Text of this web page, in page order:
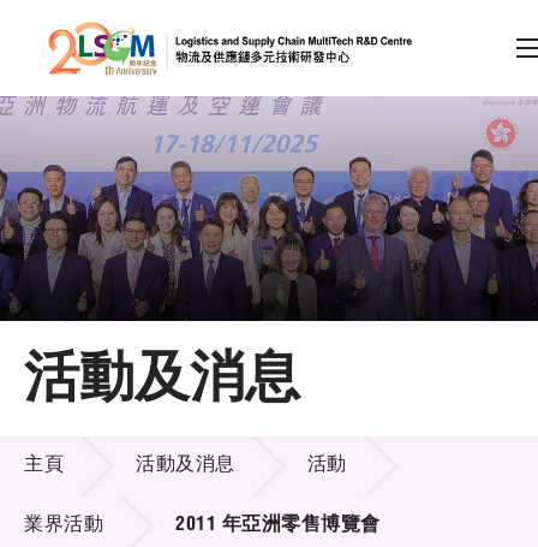
跳到內容（按回車鍵）
會員登入
A A EN 繁 简
主頁
關於LSCM
技術商品化
項目及資助計劃
活動及消息
活動及消息
主頁 活動及消息 活動
業界活動 2011 年亞洲零售博覽會